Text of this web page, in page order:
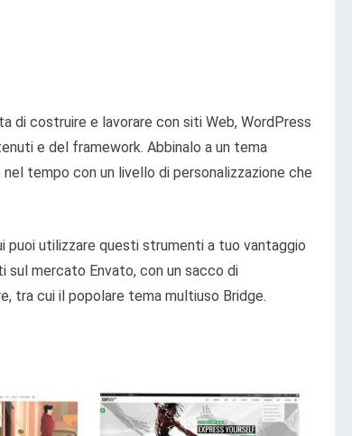
di costruire e lavorare con siti Web, WordPress
e del framework. Abbinalo a un tema
tempo con un livello di personalizzazione che
puoi utilizzare questi strumenti a tuo vantaggio
sul mercato Envato, con un sacco di
tra cui il popolare tema multiuso Bridge.